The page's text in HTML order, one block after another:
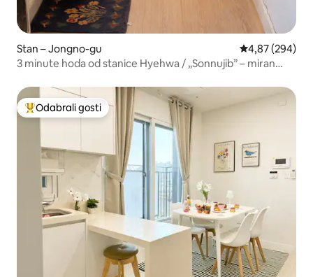
Stan – Jongno-gu Prosječna
4,87 (294)
3 minute hoda od stanice Hyehwa / „Sonnujib” – miran
Među najviše rangiranima s oznakom „Odabrali gosti”
Odabrali gosti